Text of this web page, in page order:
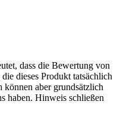
dass die Bewertung von
dieses Produkt tatsächlich
können aber grundsätzlich
haben. Hinweis schließen